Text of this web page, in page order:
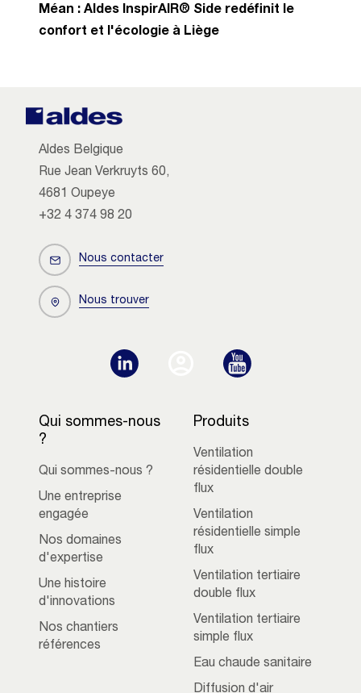
Méan : Aldes InspirAIR® Side redéfinit le
confort et l'écologie à Liège
Aldes Belgique
Rue Jean Verkruyts 60,
4681 Oupeye
+32 4 374 98 20
Nous contacter
Nous trouver
Qui sommes-nous
?
Qui sommes-nous ?
Une entreprise
engagée
Nos domaines
d'expertise
Une histoire
d'innovations
Nos chantiers
références
Produits
Ventilation
résidentielle double
flux
Ventilation
résidentielle simple
flux
Ventilation tertiaire
double flux
Ventilation tertiaire
simple flux
Eau chaude sanitaire
Diffusion d'air